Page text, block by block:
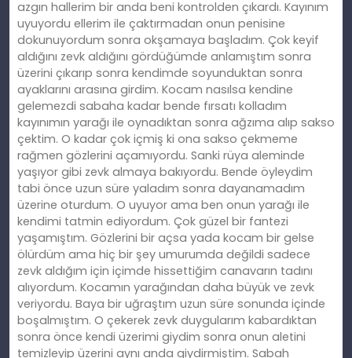
azgın hallerim bir anda beni kontrolden çıkardı. Kayınım
uyuyordu ellerim ile çaktırmadan onun penisine
dokunuyordum sonra okşamaya başladım. Çok keyif
aldığını zevk aldığını gördüğümde anlamıştım sonra
üzerini çıkarıp sonra kendimde soyunduktan sonra
ayaklarını arasına girdim. Kocam nasılsa kendine
gelemezdi sabaha kadar bende fırsatı kolladım
kayınımın yarağı ile oynadıktan sonra ağzıma alıp sakso
çektim. O kadar çok içmiş ki ona sakso çekmeme
rağmen gözlerini açamıyordu. Sanki rüya aleminde
yaşıyor gibi zevk almaya bakıyordu. Bende öyleydim
tabi önce uzun süre yaladım sonra dayanamadım
üzerine oturdum. O uyuyor ama ben onun yarağı ile
kendimi tatmin ediyordum. Çok güzel bir fantezi
yaşamıştım. Gözlerini bir açsa yada kocam bir gelse
ölürdüm ama hiç bir şey umurumda değildi sadece
zevk aldığım için içimde hissettiğim canavarın tadını
alıyordum. Kocamın yarağından daha büyük ve zevk
veriyordu. Baya bir uğraştım uzun süre sonunda içinde
boşalmıştım. O çekerek zevk duygularım kabardıktan
sonra önce kendi üzerimi giydim sonra onun aletini
temizleyip üzerini aynı anda giydirmiştim. Sabah